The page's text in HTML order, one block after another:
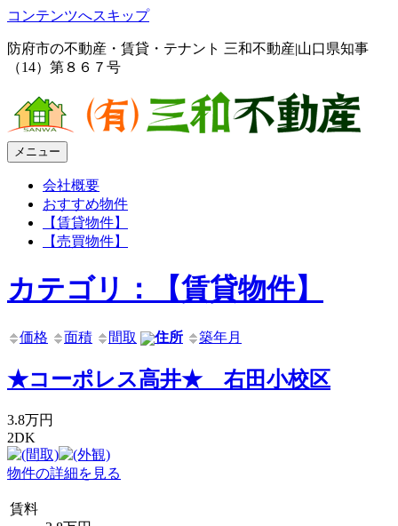
コンテンツへスキップ
三和不動産｜防府市賃貸、テナント、土地活用
防府市の不動産・賃貸・テナント 三和不動産|山口県知事
（14）第８６７号
メニュー
会社概要
おすすめ物件
【賃貸物件】
【売買物件】
カテゴリ：【賃貸物件】
価格 面積 間取 住所 築年月
★コーポレス高井★ 右田小校区
3.8万円
2DK
物件の詳細を見る
賃料